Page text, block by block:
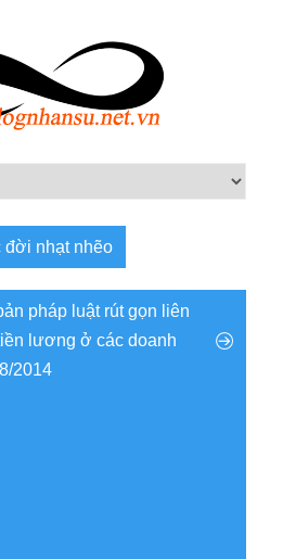
đời nhạt nhẽo
pháp luật rút gọn liên
lương ở các doanh
2014